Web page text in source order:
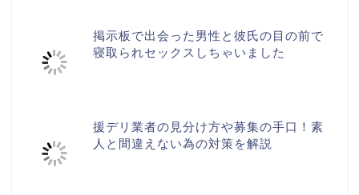
掲示板で出会った男性と彼氏の目の前で
寝取られセックスしちゃいました
援デリ業者の見分け方や募集の手口！素
人と間違えない為の対策を解説